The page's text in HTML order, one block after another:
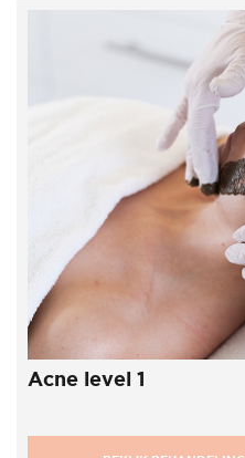
Acne level 1